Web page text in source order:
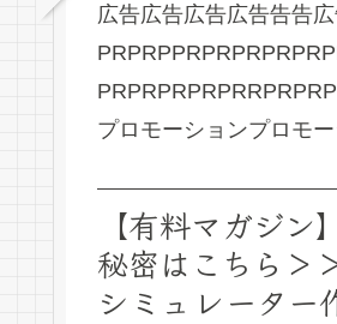
広告広告広告広告告告
プロモーションプロモ
【有料マガジ
秘密はこちら＞
シミュレーター